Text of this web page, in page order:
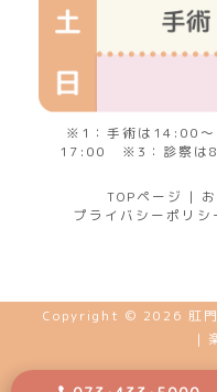
※1：手術は14:00
17:00 ※3：診察は
TOPページ |
プライバシーポリシ
Copyright © 2026 肛門
｜